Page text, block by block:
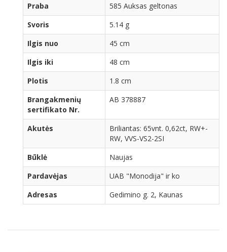
Praba
585 Auksas geltonas
Svoris
5.14 g
Ilgis nuo
45 cm
Ilgis iki
48 cm
Plotis
1.8 cm
Brangakmenių
sertifikato Nr.
AB 378887
Akutės
Briliantas: 65vnt. 0,62ct, RW+-
RW, VVS-VS2-2SI
Būklė
Naujas
Pardavėjas
UAB "Monodija" ir ko
Adresas
Gedimino g. 2, Kaunas